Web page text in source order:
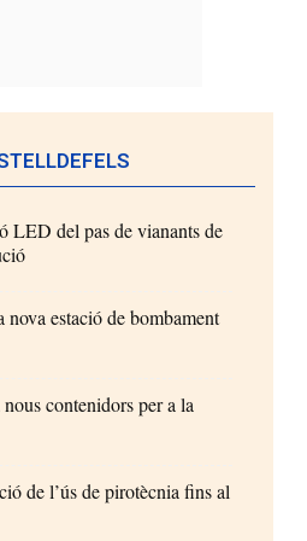
LED del pas de vianants de
estació de bombament
contenidors per a la
de l’ús de pirotècnia fins al